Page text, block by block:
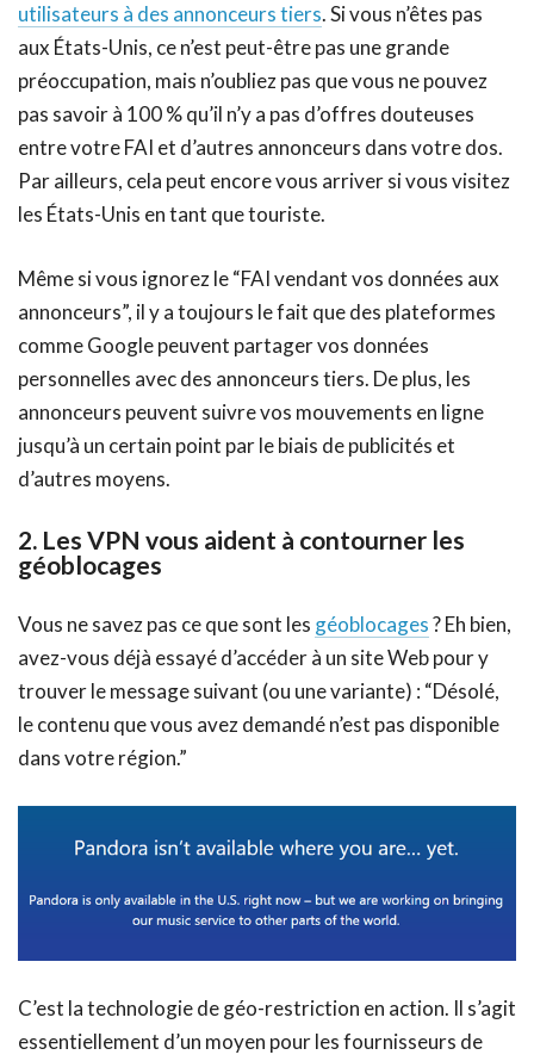
utilisateurs à des annonceurs tiers. Si vous n’êtes pas
aux États-Unis, ce n’est peut-être pas une grande
préoccupation, mais n’oubliez pas que vous ne pouvez
pas savoir à 100 % qu’il n’y a pas d’offres douteuses
entre votre FAI et d’autres annonceurs dans votre dos.
Par ailleurs, cela peut encore vous arriver si vous visitez
les États-Unis en tant que touriste.
Même si vous ignorez le “FAI vendant vos données aux
annonceurs”, il y a toujours le fait que des plateformes
comme Google peuvent partager vos données
personnelles avec des annonceurs tiers. De plus, les
annonceurs peuvent suivre vos mouvements en ligne
jusqu’à un certain point par le biais de publicités et
d’autres moyens.
2. Les VPN vous aident à contourner les
géoblocages
Vous ne savez pas ce que sont les géoblocages? Eh bien,
avez-vous déjà essayé d’accéder à un site Web pour y
trouver le message suivant (ou une variante) : “Désolé,
le contenu que vous avez demandé n’est pas disponible
dans votre région.”
C’est la technologie de géo-restriction en action. Il s’agit
essentiellement d’un moyen pour les fournisseurs de